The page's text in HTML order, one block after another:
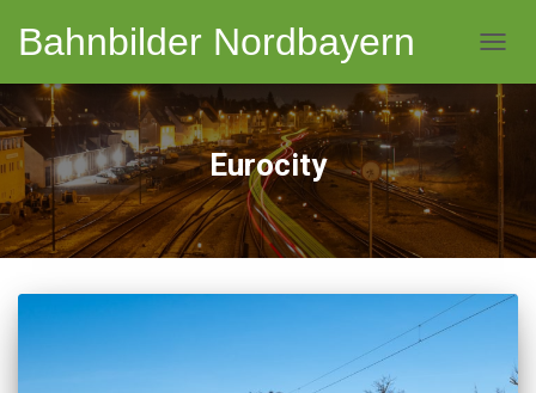
Bahnbilder Nordbayern
Eurocity